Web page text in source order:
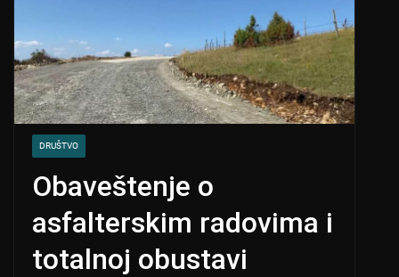
DRUŠTVO
Obaveštenje o
asfalterskim radovima i
totalnoj obustavi